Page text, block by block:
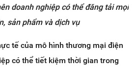
doanh nghiệp có thể đăng tải mọi
sản phẩm và dịch vụ
tế của mô hình thương mại điện
có thể tiết kiệm thời gian trong